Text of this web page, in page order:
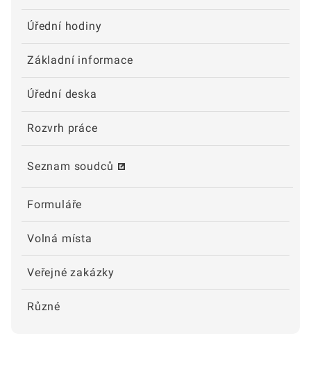
Úřední hodiny
Základní informace
Úřední deska
Rozvrh práce
Seznam soudců
Formuláře
Volná místa
Veřejné zakázky
Různé